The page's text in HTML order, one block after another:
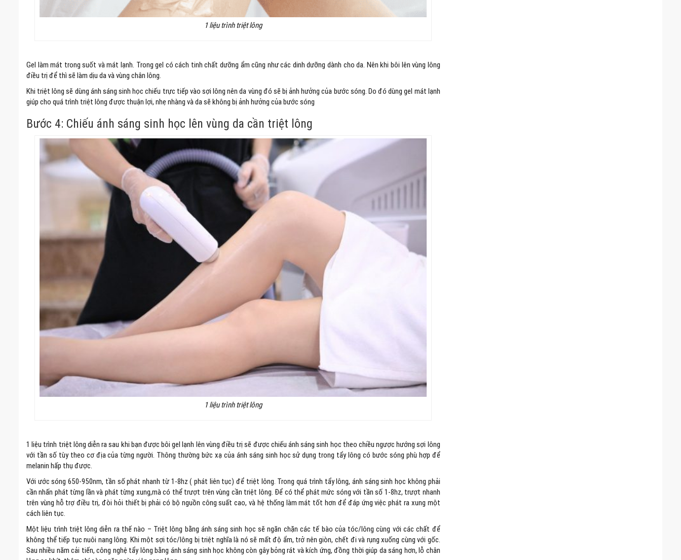
1 liệu trình triệt lông
Gel làm mát trong suốt và mát lạnh. Trong gel có cách tinh chất dưỡng ẩm cũng như các dinh dưỡng dành cho da. Nên khi bôi lên vùng lông
điều trị để thì sẽ làm dịu da và vùng chân lông.
Khi triệt lông sẽ dùng ánh sáng sinh học chiếu trực tiếp vào sợi lông nên da vùng đó sẽ bị ảnh hưởng của bước sóng. Do đó dùng gel mát lạnh
giúp cho quá trình triệt lông được thuận lợi, nhẹ nhàng và da sẽ không bị ảnh hưởng của bước sóng
Bước 4: Chiếu ánh sáng sinh học lên vùng da cần triệt lông
1 liệu trình triệt lông
1 liệu trình triệt lông diễn ra sau khi bạn được bôi gel lạnh lên vùng điều trị sẽ được chiếu ánh sáng sinh học theo chiều ngược hướng sợi lông
với tần số tùy theo cơ địa của từng người. Thông thường bức xạ của ánh sáng sinh học sử dụng trong tẩy lông có bước sóng phù hợp để
melanin hấp thụ được.
Với ước sóng 650-950nm, tần số phát nhanh từ 1-8hz ( phát liên tục) để triệt lông. Trong quá trình tẩy lông, ánh sáng sinh học không phải
cần nhấn phát từng lần và phát từng xung,mà có thể trượt trên vùng cần triệt lông. Để có thể phát mức sóng với tần số 1-8hz, trượt nhanh
trên vùng hỗ trợ điều trị, đòi hỏi thiết bị phải có bộ nguồn công suất cao, và hệ thống làm mát tốt hơn để đáp ứng việc phát ra xung một
cách liên tục.
Một liệu trình triệt lông diễn ra thế nào – Triệt lông bằng ánh sáng sinh học sẽ ngăn chặn các tế bào của tóc/lông cùng với các chất để
không thể tiếp tục nuôi nang lông. Khi một sợi tóc/lông bị triệt nghĩa là nó sẽ mất độ ẩm, trở nên giòn, chết đi và rụng xuống cùng với gốc.
Sau nhiều năm cải tiến, công nghệ tẩy lông bằng ánh sáng sinh học không còn gây bỏng rát và kích ứng, đồng thời giúp da sáng hơn, lỗ chân